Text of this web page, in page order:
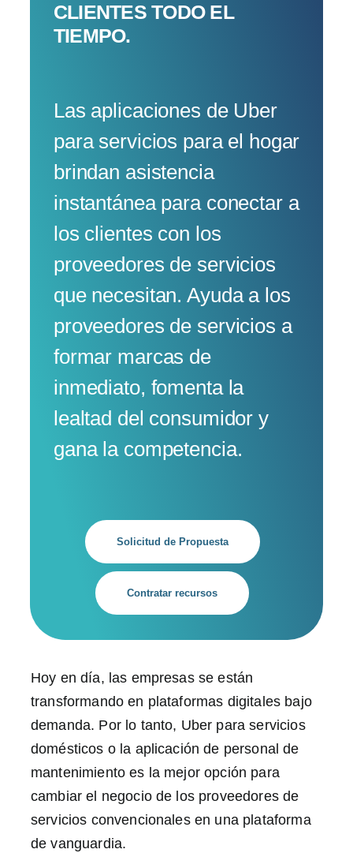
CLIENTES TODO EL
TIEMPO.
Las aplicaciones de Uber
para servicios para el hogar
brindan asistencia
instantánea para conectar a
los clientes con los
proveedores de servicios
que necesitan. Ayuda a los
proveedores de servicios a
formar marcas de
inmediato, fomenta la
lealtad del consumidor y
gana la competencia.
Solicitud de Propuesta
Contratar recursos
Hoy en día, las empresas se están
transformando en plataformas digitales bajo
demanda. Por lo tanto, Uber para servicios
domésticos o la aplicación de personal de
mantenimiento es la mejor opción para
cambiar el negocio de los proveedores de
servicios convencionales en una plataforma
de vanguardia.